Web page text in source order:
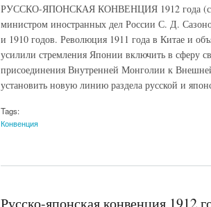
РУССКО-ЯПОНСКАЯ КОНВЕНЦИЯ 1912 года
министром иностранных дел России С. Д.
и 1910 годов. Революция 1911 года в Китае и
усилили стремления Японии включить в сферу
присоединения Внутренней Монголии к
установить новую линию раздела русской и
Tags:
Конвенция